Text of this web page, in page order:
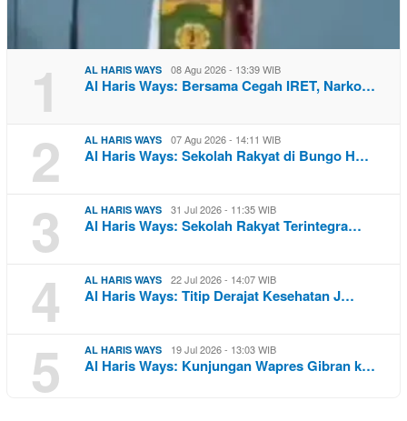
1 AL HARIS WAYS 08 Agu 2026 - 13:39 WIB
Al Haris Ways: Bersama Cegah IRET, Narko…
2 AL HARIS WAYS 07 Agu 2026 - 14:11 WIB
Al Haris Ways: Sekolah Rakyat di Bungo H…
3 AL HARIS WAYS 31 Jul 2026 - 11:35 WIB
Al Haris Ways: Sekolah Rakyat Terintegra…
4 AL HARIS WAYS 22 Jul 2026 - 14:07 WIB
Al Haris Ways: Titip Derajat Kesehatan J…
5 AL HARIS WAYS 19 Jul 2026 - 13:03 WIB
Al Haris Ways: Kunjungan Wapres Gibran k…